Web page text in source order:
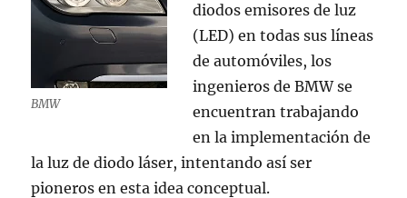
BMW
diodos emisores de luz
(LED) en todas sus líneas
de automóviles, los
ingenieros de BMW se
encuentran trabajando
en la implementación de
la luz de diodo láser, intentando así ser
pioneros en esta idea conceptual.